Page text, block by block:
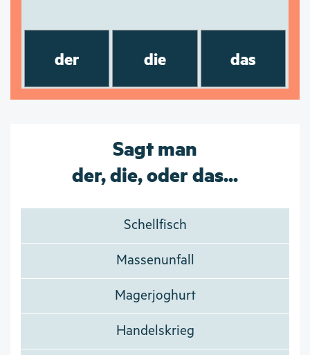
der die das
Sagt man
der, die, oder das...
Schellfisch
Massenunfall
Magerjoghurt
Handelskrieg